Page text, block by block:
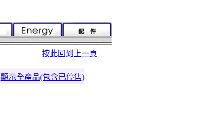
按此回到上一頁
顯示全產品(包含已停售)